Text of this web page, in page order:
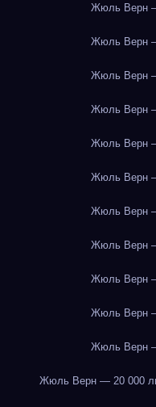
Жюль Верн
Жюль Верн
Жюль Верн
Жюль Верн
Жюль Верн
Жюль Верн
Жюль Верн
Жюль Верн
Жюль Верн
Жюль Верн
Жюль Верн
Жюль Верн — 20 000